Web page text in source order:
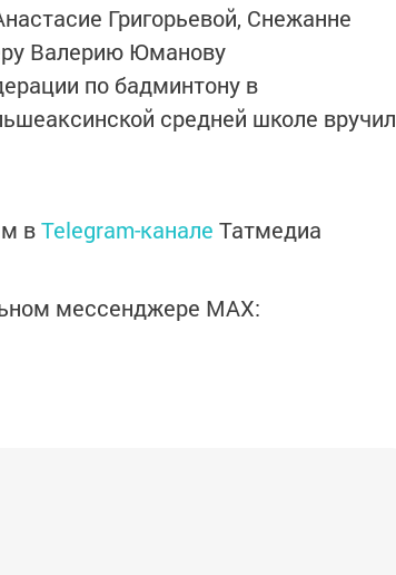
Григорьевой, Снежанне
Валерию Юманову
по бадминтону в
средней школе вручил
вTelegram-канале Татмедиа
мессенджере MАХ: